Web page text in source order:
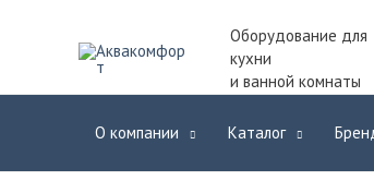
Оборудование для
кухни
и ванной комнаты
О компании Каталог